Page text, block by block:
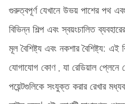
গুরুত্বপূর্ণ যেখানে উভয় পাশের পথ
বিভিন্ন শিল্প এবং স্বয়ংচালিত
মূল বৈশিষ্ট্য এবং নকশার বৈশিষ্ট্য: এই
যোগাযোগ কোণ, যা রেডিয়াল
পয়েন্টগুলিকে সংযুক্ত করার রেখার